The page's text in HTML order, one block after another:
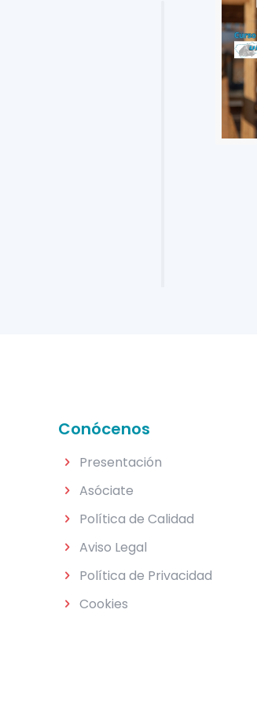
Conócenos
Presentación
Asóciate
Política de Calidad
Aviso Legal
Política de Privacidad
Cookies